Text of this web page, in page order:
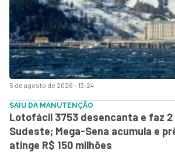
5 de agosto de 2026 - 13:24
SAIU DA MANUTENÇÃO
Lotofácil 3753 desencanta e faz 2
Sudeste; Mega-Sena acumula e
atinge R$ 150 milhões